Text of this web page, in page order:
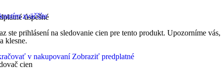
zväčšíte
úspešné
ste prihlásení na sledovanie cien pre tento produkt. Upozorníme
klesne.
v nakupovaní Zobraziť predplatné
cien